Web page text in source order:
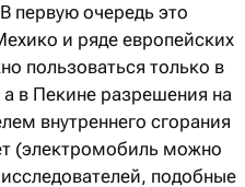
первую очередь это
и ряде европейских
пользоваться только в
в Пекине разрешения на
внутреннего сгорания
(электромобиль можно
подобные